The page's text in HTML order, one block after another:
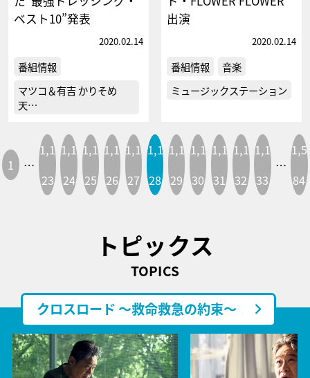
ベスト10”発表
2020.02.14
番組情報
マツコ＆有吉 かりそめ
天…
出演
2020.02.14
番組情報
音楽
ミュージックステーション
1 …
1,1
23
1,1
24
1,1
25
1,1
26
1,1
27
1,1
28
1,1
29
1,1
30
1,1
31
1,1
32
1,1
33
…
1,5
84
トピックス
TOPICS
クロスロード ～救命救急の約束～